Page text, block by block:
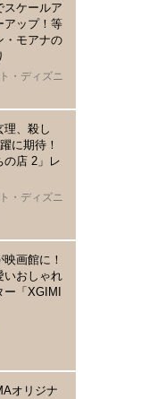
スケールア
アップ！等
・モアナの
・ディズニ
理、殺し
に期待！
の店 2」レ
・ディズニ
画館に！
いおしゃれ
「XGIMI
オリジナ